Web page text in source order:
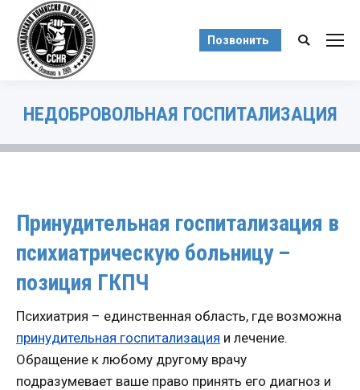
Позвонить Поиск:
НЕДОБРОВОЛЬНАЯ ГОСПИТАЛИЗАЦИЯ
Принудительная госпитализация в
психиатрическую больницу –
позиция ГКПЧ
Психиатрия – единственная область, где возможна
принудительная госпитализация и лечение.
Обращение к любому другому врачу
подразумевает ваше право принять его диагноз и